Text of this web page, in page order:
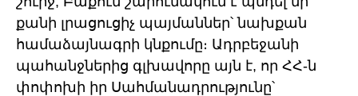
քանի լրացուցիչ պայմաններ՝ նախքան
համաձայնագրի կնքումը։ Ադրբեջանի
պահանջներից գլխավորը այն է, որ ՀՀ-ն
փոփոխի իր Սահմանադրությունը՝